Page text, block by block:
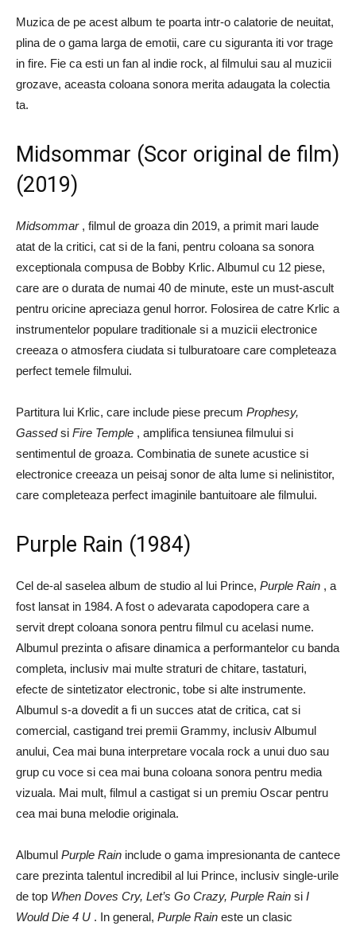
Muzica de pe acest album te poarta intr-o calatorie de neuitat,
plina de o gama larga de emotii, care cu siguranta iti vor trage
in fire. Fie ca esti un fan al indie rock, al filmului sau al muzicii
grozave, aceasta coloana sonora merita adaugata la colectia
ta.
Midsommar (Scor original de film)
(2019)
Midsommar, filmul de groaza din 2019, a primit mari laude
atat de la critici, cat si de la fani, pentru coloana sa sonora
exceptionala compusa de Bobby Krlic. Albumul cu 12 piese,
care are o durata de numai 40 de minute, este un must-ascult
pentru oricine apreciaza genul horror. Folosirea de catre Krlic a
instrumentelor populare traditionale si a muzicii electronice
creeaza o atmosfera ciudata si tulburatoare care completeaza
perfect temele filmului.
Partitura lui Krlic, care include piese precum Prophesy,
Gassedsi Fire Temple , amplifica tensiunea filmului si
sentimentul de groaza. Combinatia de sunete acustice si
electronice creeaza un peisaj sonor de alta lume si nelinistitor,
care completeaza perfect imaginile bantuitoare ale filmului.
Purple Rain (1984)
Cel de-al saselea album de studio al lui Prince, Purple Rain , a
fost lansat in 1984. A fost o adevarata capodopera care a
servit drept coloana sonora pentru filmul cu acelasi nume.
Albumul prezinta o afisare dinamica a performantelor cu banda
completa, inclusiv mai multe straturi de chitare, tastaturi,
efecte de sintetizator electronic, tobe si alte instrumente.
Albumul s-a dovedit a fi un succes atat de critica, cat si
comercial, castigand trei premii Grammy, inclusiv Albumul
anului, Cea mai buna interpretare vocala rock a unui duo sau
grup cu voce si cea mai buna coloana sonora pentru media
vizuala. Mai mult, filmul a castigat si un premiu Oscar pentru
cea mai buna melodie originala.
Albumul Purple Rain include o gama impresionanta de cantece
care prezinta talentul incredibil al lui Prince, inclusiv single-urile
de top When Doves Cry, Let’s Go Crazy, Purple Rain si I
Would Die 4 U . In general, Purple Rain este un clasic